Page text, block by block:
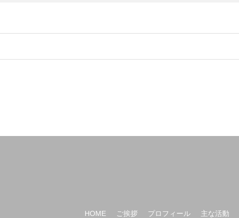
HOME ご挨拶 プロフィール 主な活動